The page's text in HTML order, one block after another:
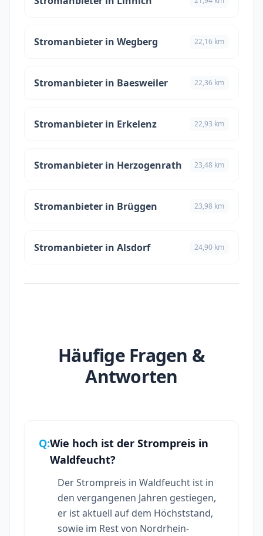
Stromanbieter in Wegberg 22,16 km
Stromanbieter in Baesweiler 22,36 km
Stromanbieter in Erkelenz 22,93 km
Stromanbieter in Herzogenrath 23,48 km
Stromanbieter in Brüggen 23,98 km
Stromanbieter in Alsdorf 24,90 km
Häufige Fragen &
Antworten
Q:Wie hoch ist der Strompreis in
Waldfeucht?
Der Strompreis in Waldfeucht ist in
den vergangenen Jahren gestiegen,
er ist aktuell auf dem Höchststand,
sowie im Rest von Nordrhein-